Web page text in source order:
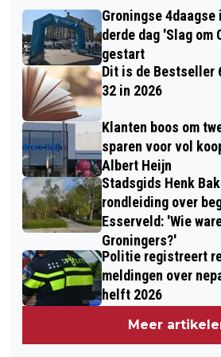
ZOMERWEER MET ZON
KINDERACTIVITEITEN
DUDOK EN OP DE GROTE
Groningse
derde dag 'Slag om
gestart
Dit is de Bestseller
32 in 2026
Klanten boos om
sparen voor vol
Albert Heijn
Stadsgids Henk
rondleiding over
Esserveld: 'Wie
Groningers?'
Politie registreert
meldingen over
helft 2026
Meer